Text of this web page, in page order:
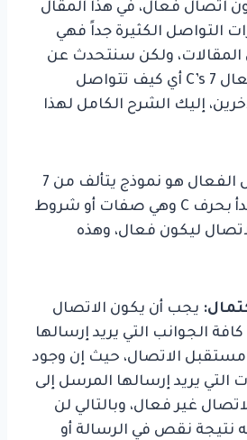
اتصال فعال، في هذا المقال
التواصل الكثيرة جداً فهي
المقالات، ولكن سنتحدث عن
7 C’s
أي كيف تتواصل
إليك الشرح الكامل لهذا
الفعال هو نموذج يتألف من 7
بحرف C وهي صفات أو شروط
ليكون فعال، وهذه
يجب أن يكون الاتصال
الجوانب التي يريد إرسالها
الاتصال، حيث إن وجود
يريد إرسالها المرسل إلى
غير فعال، وبالتالي لن
نتيجة نقص في الرسالة أو